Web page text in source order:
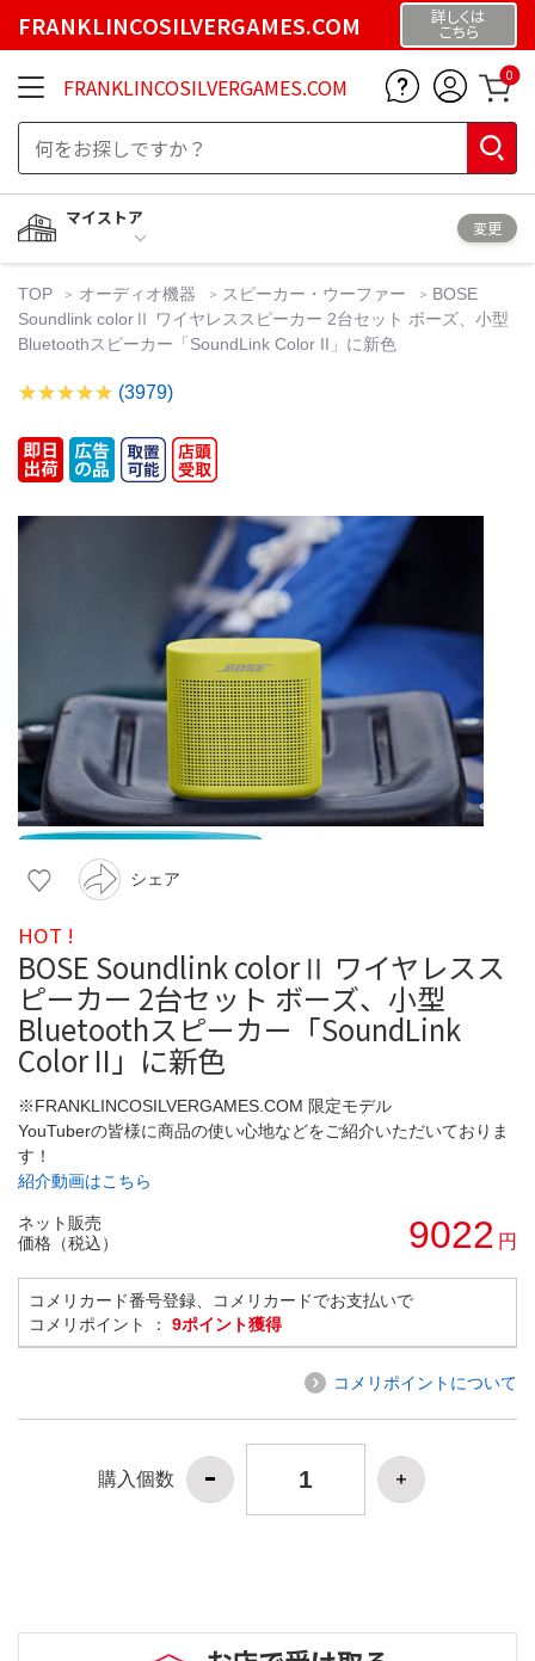
FRANKLINCOSILVERGAMES.COM 詳しくは
こちら
FRANKLINCOSILVERGAMES.COM 0
マイストア
変更
TOP オーディオ機器 スピーカー・ウーファー
BOSE
Soundlink colorⅡ ワイヤレススピーカー 2台セット ボーズ、小型
Bluetoothスピーカー「SoundLink Color II」に新色
(3979)
シェア
HOT !
BOSE Soundlink colorⅡ ワイヤレスス
ピーカー 2台セット ボーズ、小型
Bluetoothスピーカー「SoundLink
Color II」に新色
※FRANKLINCOSILVERGAMES.COM 限定モデル
YouTuberの皆様に商品の使い心地などをご紹介いただいておりま
す！
紹介動画はこちら
ネット販売
価格（税込）
9022 円
コメリカード番号登録、コメリカードでお支払いで
コメリポイント ： 9ポイント獲得
コメリポイントについて
購入個数